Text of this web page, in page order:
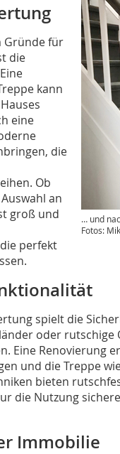
… und
Fotos:
Gründe für
die
kann
eine
die
Ob
an
groß und
perfekt
spielt die
oder
Eine Renovierung
und die Treppe
bieten
die Nutzung
Immobilie